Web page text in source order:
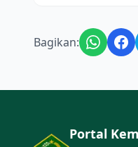
Bagikan:
Portal